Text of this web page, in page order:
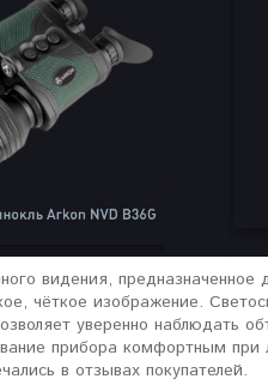
видения, предназначенное
чёткое изображение.
уверенно наблюдать
прибора комфортным
в отзывах покупателей.